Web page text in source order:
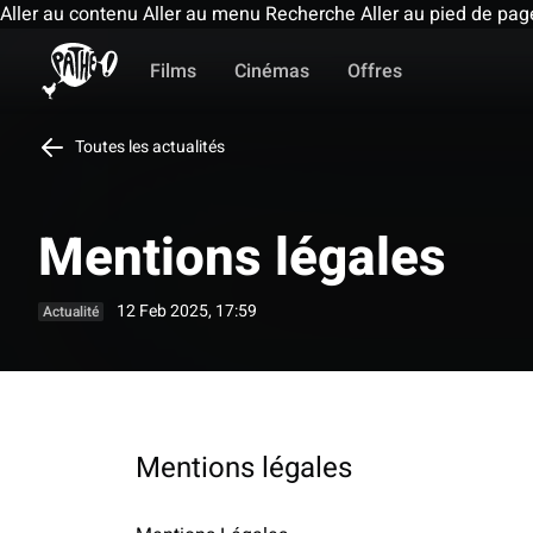
Aller au contenu Aller au menu Recherche Aller au pied de
Films
Cinémas Offres
Toutes les actualités
Mentions légales
Actualité 12 Feb 2025, 17:59
Mentions légales